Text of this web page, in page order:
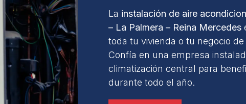
La instalación de aire
– La Palmera – Reina Mercedes
toda tu vivienda o tu negocio
Confía en una empresa
climatización central para
durante todo el año.